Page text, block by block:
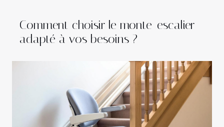
Comment choisir le monte-escalier
adapté à vos besoins ?